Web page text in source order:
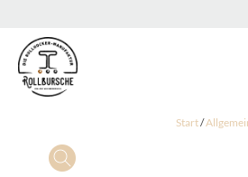
Start/